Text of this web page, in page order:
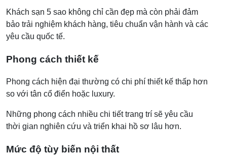
Khách sạn 5 sao không chỉ cần đẹp mà còn phải đảm
bảo trải nghiệm khách hàng, tiêu chuẩn vận hành và các
yêu cầu quốc tế.
Phong cách thiết kế
Phong cách hiện đại thường có chi phí thiết kế thấp hơn
so với tân cổ điển hoặc luxury.
Những phong cách nhiều chi tiết trang trí sẽ yêu cầu
thời gian nghiên cứu và triển khai hồ sơ lâu hơn.
Mức độ tùy biến nội thất